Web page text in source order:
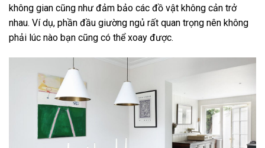
không gian cũng như đảm bảo các đồ vật không cản trở
nhau. Ví dụ, phần đầu giường ngủ rất quan trọng nên không
phải lúc nào bạn cũng có thể xoay được.